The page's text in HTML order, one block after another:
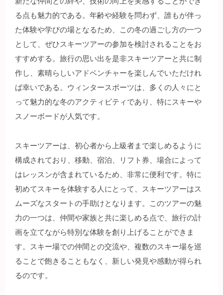
る点も魅力的である。年齢や経験を問わず、誰もが伴っ
た体験や学びの場となるため、この冬の過ごし方の一つ
として、ぜひスキーツアーの参加を検討されることをお
すすめする。旅行の思い出を是非スキーツアーと共に制
作し、素晴らしいアドベンチャーを楽しんでいただけれ
ば幸いである。ウィンタースポーツは、多くの人々にと
って魅力的な冬のアクティビティであり、特にスキーや
スノーボードが人気です。
スキーツアーは、初心者から上級者まで楽しめるように
構成されており、移動、宿泊、リフト券、場合によって
はレッスンが含まれているため、非常に便利です。特に
初めてスキーを体験する人にとって、スキーツアーはス
ムーズなスタートの手助けとなります。このツアーの魅
力の一つは、仲間や家族と共に楽しめる点で、旅行の計
画を立てながら特別な体験を創り上げることができま
す。スキー場での仲間との交流や、複数のスキー場を巡
ることで飽きることもなく、新しい発見や感動が得られ
るのです。